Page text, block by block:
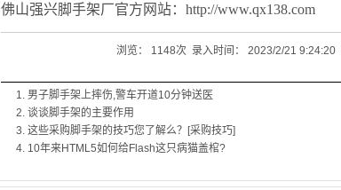
佛山强兴脚手架厂官方网站：http://www.qx138.com
浏览： 1148次 录入时间： 2023/2/21 9:24:20
男子脚手架上摔伤,警车开道10分钟送医
谈谈脚手架的主要作用
这些采购脚手架的技巧您了解么？[采购技巧]
10年来HTML5如何给Flash这只病猫盖棺?